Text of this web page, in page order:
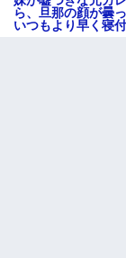
ら、旦那の顔が曇
いつもより早く寝